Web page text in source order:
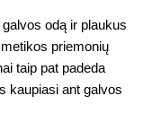
odą ir plaukus
priemonių
taip pat padeda
kaupiasi ant galvos